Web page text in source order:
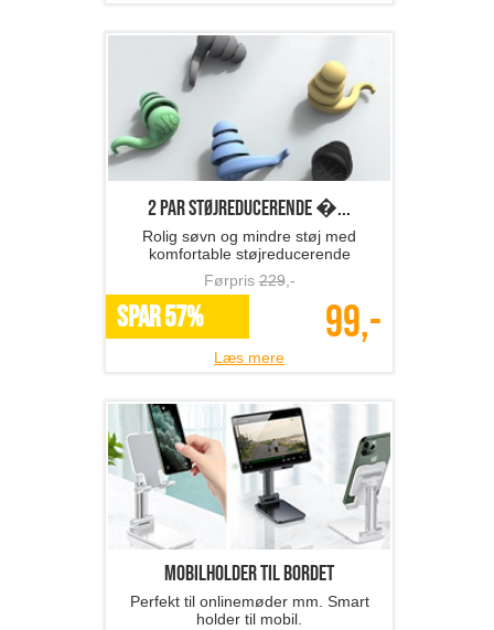
2 par Støjreducerende �...
Rolig søvn og mindre støj med
komfortable støjreducerende
ørepropper
Førpris229,-
SPAR 57% 99,-
Læs mere
Mobilholder til bordet
Perfekt til onlinemøder mm. Smart
holder til mobil.